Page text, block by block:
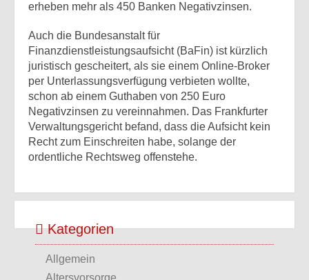
erheben mehr als 450 Banken Negativzinsen.
Auch die Bundesanstalt für
Finanzdienstleistungsaufsicht (BaFin) ist kürzlich
juristisch gescheitert, als sie einem Online-Broker
per Unterlassungsverfügung verbieten wollte,
schon ab einem Guthaben von 250 Euro
Negativzinsen zu vereinnahmen. Das Frankfurter
Verwaltungsgericht befand, dass die Aufsicht kein
Recht zum Einschreiten habe, solange der
ordentliche Rechtsweg offenstehe.
Kategorien
Allgemein
Altersvorsorge